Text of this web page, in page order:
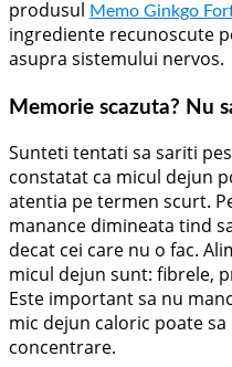
produsul Memo Ginkgo
ingrediente recunoscute
asupra sistemului nervos.
Memorie scazuta? Nu
Sunteti tentati sa sariti
constatat ca micul dejun
atentia pe termen scurt.
manance dimineata tind
decat cei care nu o fac.
micul dejun sunt: fibrele,
Este important sa nu
mic dejun caloric poate
concentrare.